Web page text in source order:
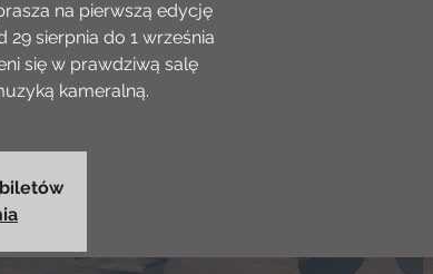
na pierwszą edycję
29 sierpnia do 1 września
się w prawdziwą salę
kameralną.